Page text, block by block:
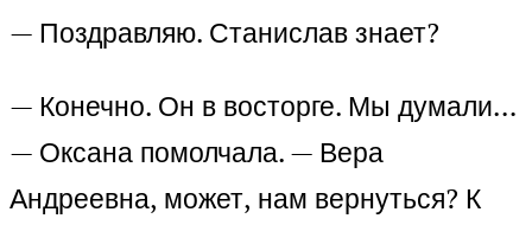
— Поздравляю. Станислав знает?
— Конечно. Он в восторге. Мы думали…
— Оксана помолчала. — Вера
Андреевна, может, нам вернуться? К